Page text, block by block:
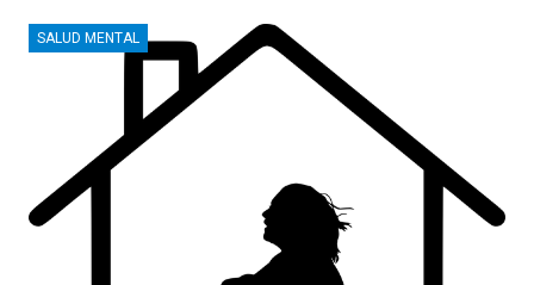
SALUD MENTAL